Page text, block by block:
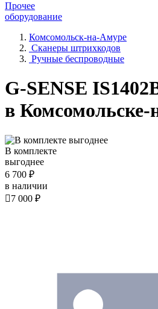
Прочее
оборудование
Комсомольск-на-Амуре
Сканеры штрихкодов
Ручные беспроводные
G-SENSE
в
В комплекте
выгоднее
6 700 ₽
в наличии
7 000 ₽